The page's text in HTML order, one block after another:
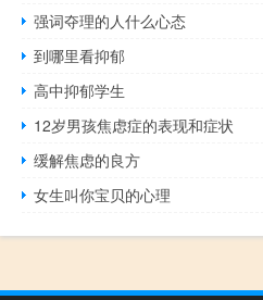
强词夺理的人什么心态
到哪里看抑郁
高中抑郁学生
12岁男孩焦虑症的表现和症状
缓解焦虑的良方
女生叫你宝贝的心理